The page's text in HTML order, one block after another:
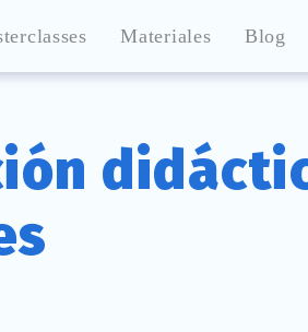
Materiales Blog